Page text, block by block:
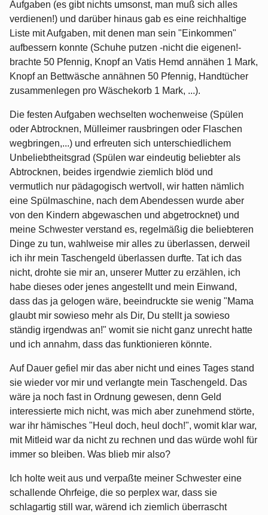
Aufgaben (es gibt nichts umsonst, man muß sich alles
verdienen!) und darüber hinaus gab es eine reichhaltige
Liste mit Aufgaben, mit denen man sein "Einkommen"
aufbessern konnte (Schuhe putzen -nicht die eigenen!-
brachte 50 Pfennig, Knopf an Vatis Hemd annähen 1 Mark,
Knopf an Bettwäsche annähnen 50 Pfennig, Handtücher
zusammenlegen pro Wäschekorb 1 Mark, ...).
Die festen Aufgaben wechselten wochenweise (Spülen
oder Abtrocknen, Mülleimer rausbringen oder Flaschen
wegbringen,...) und erfreuten sich unterschiedlichem
Unbeliebtheitsgrad (Spülen war eindeutig beliebter als
Abtrocknen, beides irgendwie ziemlich blöd und
vermutlich nur pädagogisch wertvoll, wir hatten nämlich
eine Spülmaschine, nach dem Abendessen wurde aber
von den Kindern abgewaschen und abgetrocknet) und
meine Schwester verstand es, regelmäßig die beliebteren
Dinge zu tun, wahlweise mir alles zu überlassen, derweil
ich ihr mein Taschengeld überlassen durfte. Tat ich das
nicht, drohte sie mir an, unserer Mutter zu erzählen, ich
habe dieses oder jenes angestellt und mein Einwand,
dass das ja gelogen wäre, beeindruckte sie wenig "Mama
glaubt mir sowieso mehr als Dir, Du stellt ja sowieso
ständig irgendwas an!" womit sie nicht ganz unrecht hatte
und ich annahm, dass das funktionieren könnte.
Auf Dauer gefiel mir das aber nicht und eines Tages stand
sie wieder vor mir und verlangte mein Taschengeld. Das
wäre ja noch fast in Ordnung gewesen, denn Geld
interessierte mich nicht, was mich aber zunehmend störte,
war ihr hämisches "Heul doch, heul doch!", womit klar war,
mit Mitleid war da nicht zu rechnen und das würde wohl für
immer so bleiben. Was blieb mir also?
Ich holte weit aus und verpaßte meiner Schwester eine
schallende Ohrfeige, die so perplex war, dass sie
schlagartig still war, wärend ich ziemlich überrascht